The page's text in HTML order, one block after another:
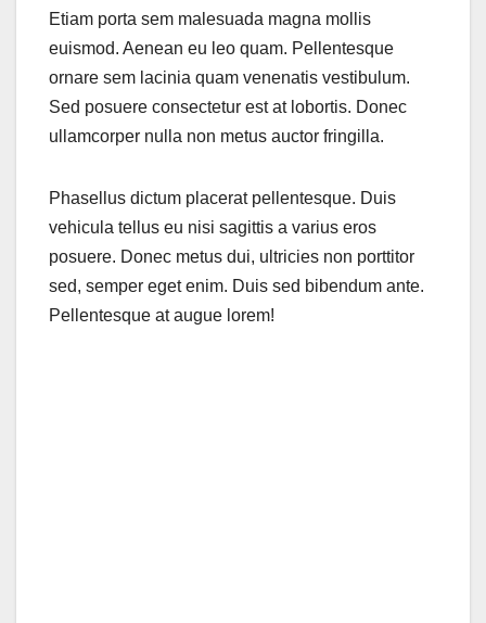
Etiam porta sem malesuada magna mollis
euismod. Aenean eu leo quam. Pellentesque
ornare sem lacinia quam venenatis vestibulum.
Sed posuere consectetur est at lobortis. Donec
ullamcorper nulla non metus auctor fringilla.
Phasellus dictum placerat pellentesque. Duis
vehicula tellus eu nisi sagittis a varius eros
posuere. Donec metus dui, ultricies non porttitor
sed, semper eget enim. Duis sed bibendum ante.
Pellentesque at augue lorem!